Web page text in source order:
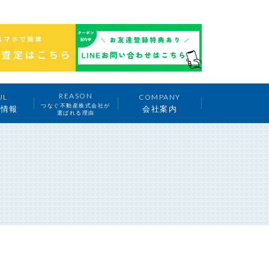
報
REASON
つなぐ不動産株式会社が
選ばれる理由
COMPANY
会社案内